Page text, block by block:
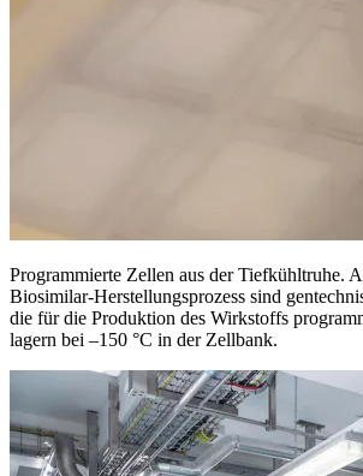
Programmierte Zellen aus der Tiefkühltruhe.
Biosimilar-Herstellungsprozess sind
die für die Produktion des Wirkstoffs
lagern bei –150 °C in der Zellbank.